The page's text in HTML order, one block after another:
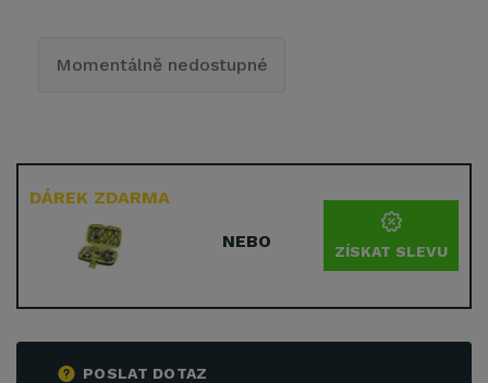
POSLAT DOTAZ
DÁREK ZDARMA
NEBO ZÍSKAT SLEVU
Momentálně nedostupné